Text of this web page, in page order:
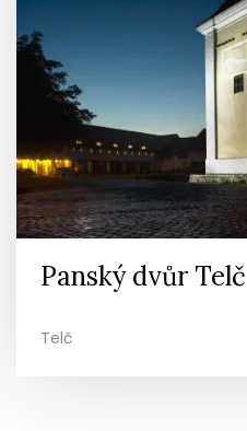
Panský dvůr Telč
Telč